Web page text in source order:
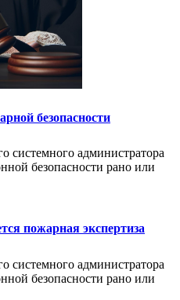
безопасности
системного администратора
безопасности рано или
пожарная экспертиза
системного администратора
безопасности рано или